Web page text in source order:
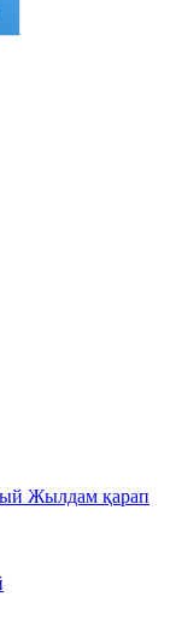
Жылдам қарап